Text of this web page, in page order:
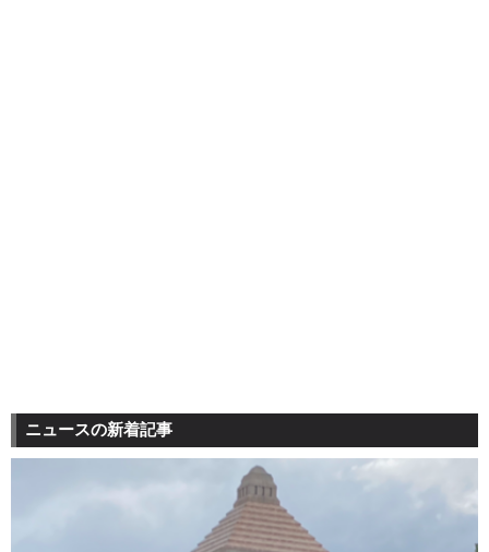
ニュースの新着記事